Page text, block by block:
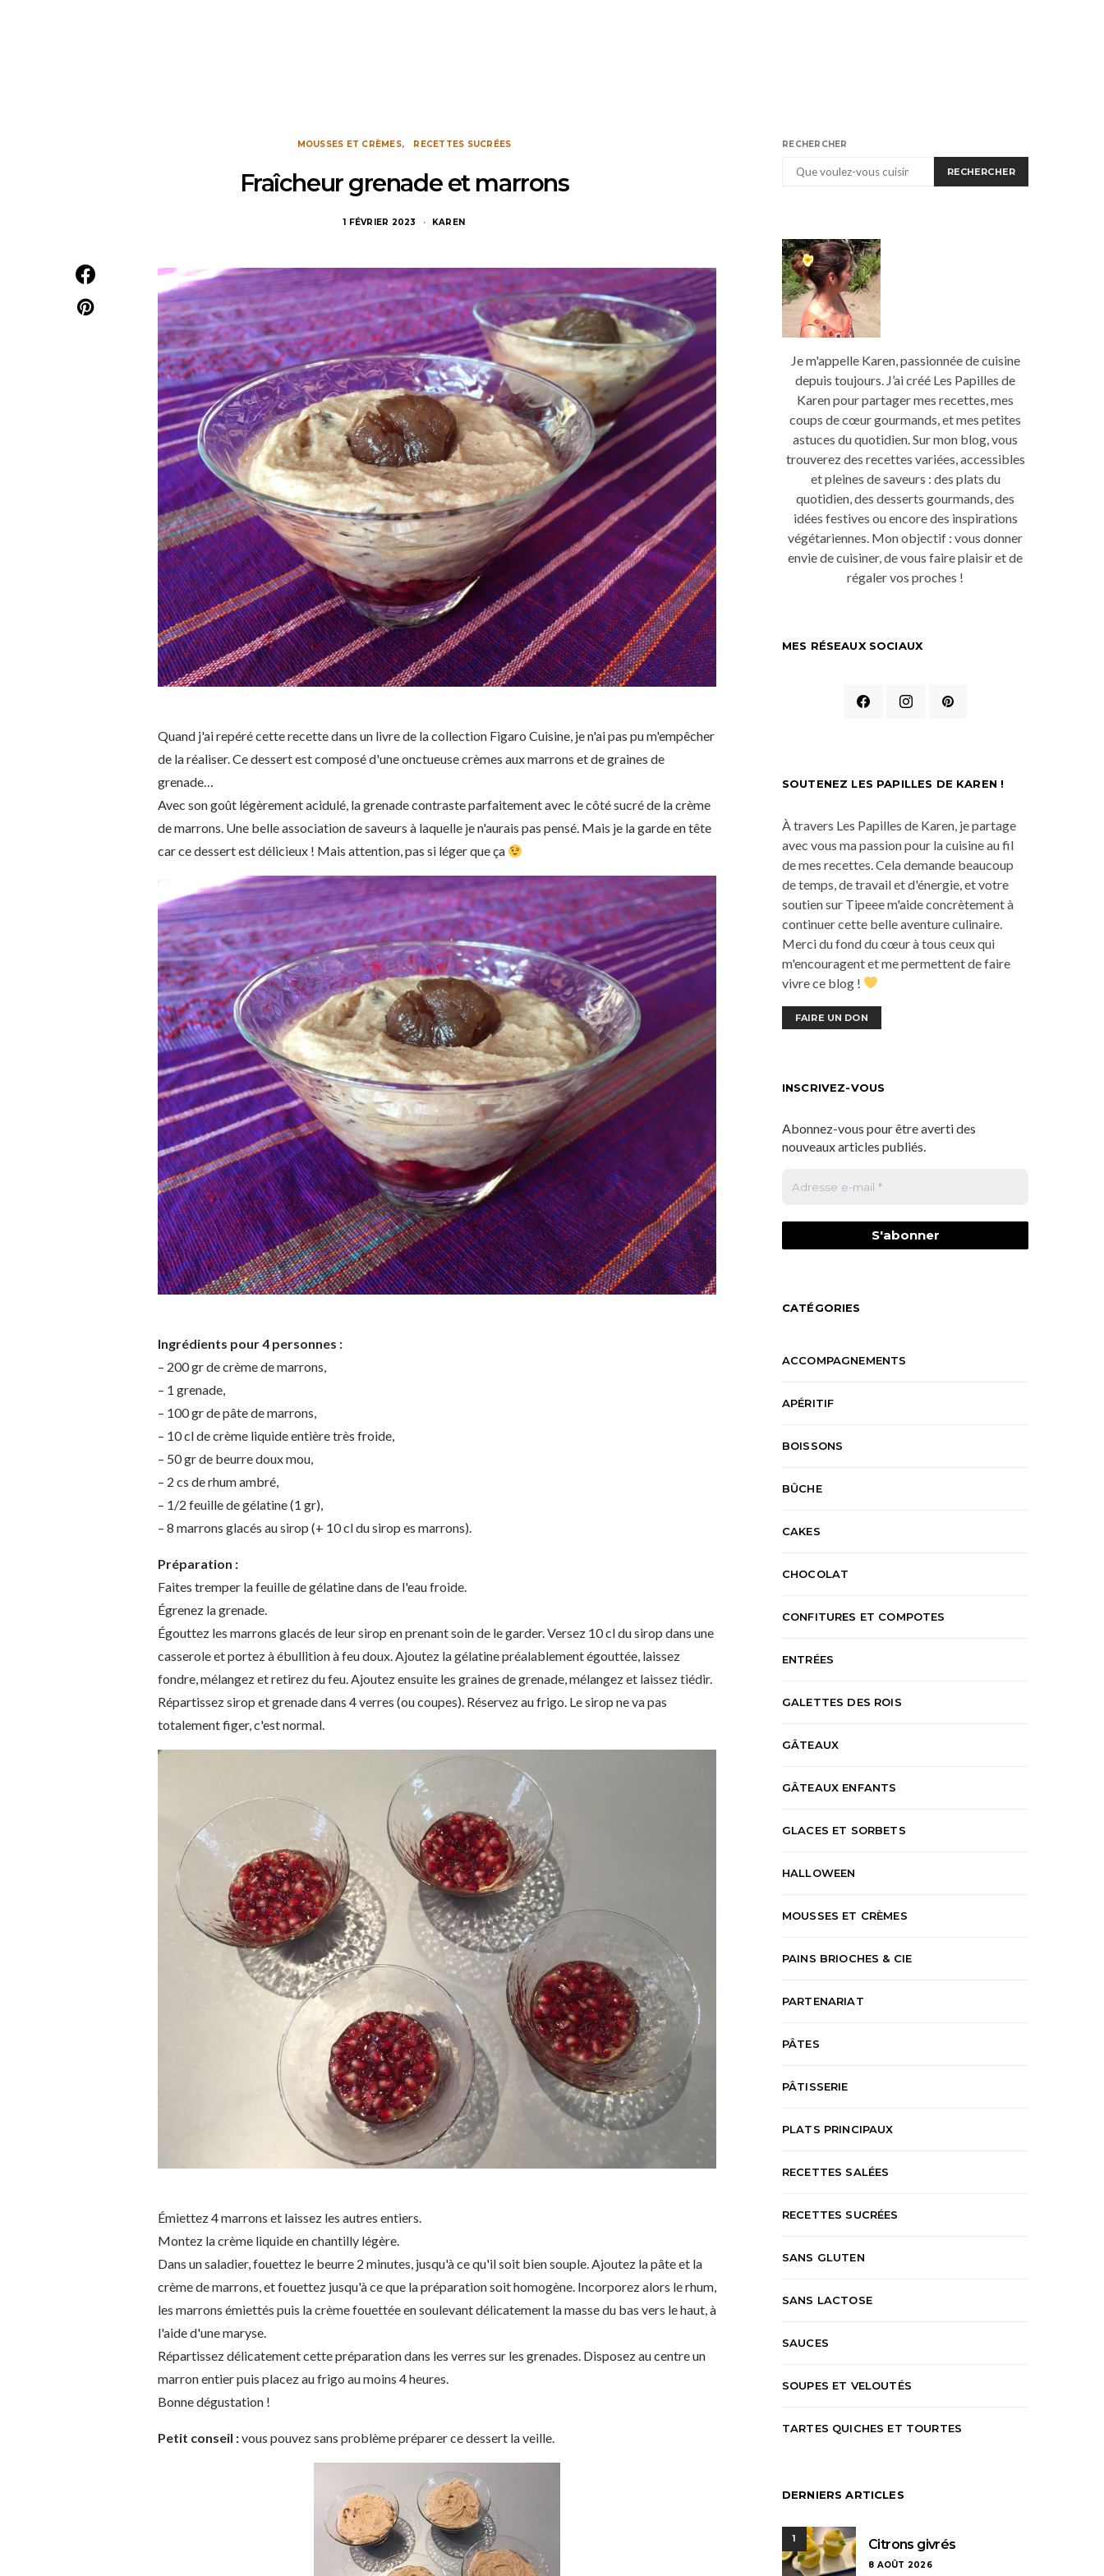
MOUSSES ET CRÈMES RECETTES SUCRÉES
Fraîcheur grenade et marrons
1 FÉVRIER 2023 KAREN
Quand j'ai repéré cette recette dans un livre de la collection Figaro Cuisine, je n'ai pas pu m'empêcher
de la réaliser. Ce dessert est composé d'une onctueuse crèmes aux marrons et de graines de
grenade…
Avec son goût légèrement acidulé, la grenade contraste parfaitement avec le côté sucré de la crème
de marrons. Une belle association de saveurs à laquelle je n'aurais pas pensé. Mais je la garde en tête
car ce dessert est délicieux ! Mais attention, pas si léger que ça
Ingrédients pour 4 personnes :
– 200 gr de crème de marrons,
– 1 grenade,
– 100 gr de pâte de marrons,
– 10 cl de crème liquide entière très froide,
– 50 gr de beurre doux mou,
– 2 cs de rhum ambré,
– 1/2 feuille de gélatine (1 gr),
– 8 marrons glacés au sirop (+ 10 cl du sirop es marrons).
Préparation :
Faites tremper la feuille de gélatine dans de l'eau froide.
Égrenez la grenade.
Égouttez les marrons glacés de leur sirop en prenant soin de le garder. Versez 10 cl du sirop dans une
casserole et portez à ébullition à feu doux. Ajoutez la gélatine préalablement égouttée, laissez
fondre, mélangez et retirez du feu. Ajoutez ensuite les graines de grenade, mélangez et laissez tiédir.
Répartissez sirop et grenade dans 4 verres (ou coupes). Réservez au frigo. Le sirop ne va pas
totalement figer, c'est normal.
Émiettez 4 marrons et laissez les autres entiers.
Montez la crème liquide en chantilly légère.
Dans un saladier, fouettez le beurre 2 minutes, jusqu'à ce qu'il soit bien souple. Ajoutez la pâte et la
crème de marrons, et fouettez jusqu'à ce que la préparation soit homogène. Incorporez alors le rhum,
les marrons émiettés puis la crème fouettée en soulevant délicatement la masse du bas vers le haut, à
l'aide d'une maryse.
Répartissez délicatement cette préparation dans les verres sur les grenades. Disposez au centre un
marron entier puis placez au frigo au moins 4 heures.
Bonne dégustation !
Petit conseil :vous pouvez sans problème préparer ce dessert la veille.
RECHERCHER
RECHERCHER
Je m'appelle Karen, passionnée de cuisine
depuis toujours. J’ai créé Les Papilles de
Karen pour partager mes recettes, mes
coups de cœur gourmands, et mes petites
astuces du quotidien. Sur mon blog, vous
trouverez des recettes variées, accessibles
et pleines de saveurs : des plats du
quotidien, des desserts gourmands, des
idées festives ou encore des inspirations
végétariennes. Mon objectif : vous donner
envie de cuisiner, de vous faire plaisir et de
régaler vos proches !
MES RÉSEAUX SOCIAUX
SOUTENEZ LES PAPILLES DE KAREN !
À travers Les Papilles de Karen, je partage
avec vous ma passion pour la cuisine au fil
de mes recettes. Cela demande beaucoup
de temps, de travail et d'énergie, et votre
soutien sur Tipeee m'aide concrètement à
continuer cette belle aventure culinaire.
Merci du fond du cœur à tous ceux qui
m'encouragent et me permettent de faire
vivre ce blog !
FAIRE UN DON
INSCRIVEZ-VOUS
Abonnez-vous pour être averti des
nouveaux articles publiés.
CATÉGORIES
ACCOMPAGNEMENTS
APÉRITIF
BOISSONS
BÛCHE
CAKES
CHOCOLAT
CONFITURES ET COMPOTES
ENTRÉES
GALETTES DES ROIS
GÂTEAUX
GÂTEAUX ENFANTS
GLACES ET SORBETS
HALLOWEEN
MOUSSES ET CRÈMES
PAINS BRIOCHES & CIE
PARTENARIAT
PÂTES
PÂTISSERIE
PLATS PRINCIPAUX
RECETTES SALÉES
RECETTES SUCRÉES
SANS GLUTEN
SANS LACTOSE
SAUCES
SOUPES ET VELOUTÉS
TARTES QUICHES ET TOURTES
DERNIERS ARTICLES
1 Citrons givrés
8 AOÛT 2026